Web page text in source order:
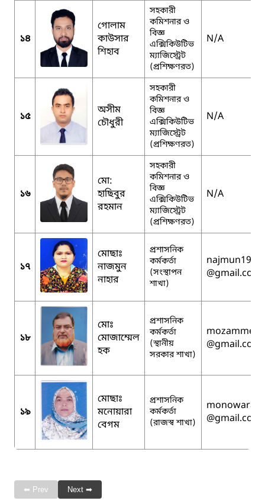
১৪
গোলাম
কাউসার
শিহাব
সহকারী
কমিশনার ও
বিজ্ঞ
এক্সিকিউটিভ
ম্যাজিস্ট্রেট
(প্রশিক্ষণরত)
N/A
১৫
অসীম
চৌধুরী
সহকারী
কমিশনার ও
বিজ্ঞ
এক্সিকিউটিভ
ম্যাজিস্ট্রেট
(প্রশিক্ষণরত)
N/A
১৬
মো:
হাছিবুর
রহমান
সহকারী
কমিশনার ও
বিজ্ঞ
এক্সিকিউটিভ
ম্যাজিস্ট্রেট
(প্রশিক্ষণরত)
N/A
১৭
মোছাঃ
নাজমুন
নাহার
প্রশাসনিক
কর্মকর্তা
(সংস্থাপন
শাখা)
najmun1994
@gmail.com
১৮
মোঃ
মোজাম্মেল
হক
প্রশাসনিক
কর্মকর্তা
(স্থানীয়
সরকার শাখা)
@gmail.com
১৯
মোছাঃ
মনোয়ারা
বেগম
প্রশাসনিক
কর্মকর্তা
(রাজস্ব শাখা)
@gmail.com
⬅ Prev Next ➡